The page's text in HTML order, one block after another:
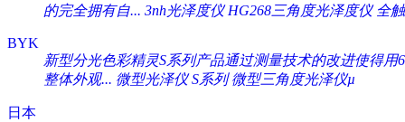
的完全拥有自... 3nh光泽度仪 HG268三角度光泽度仪 全
BYK
新型分光色彩精灵S系列产品通过测量技术的改进使得用
整体外观... 微型光泽仪 S系列 微型三角度光泽仪µ
日本